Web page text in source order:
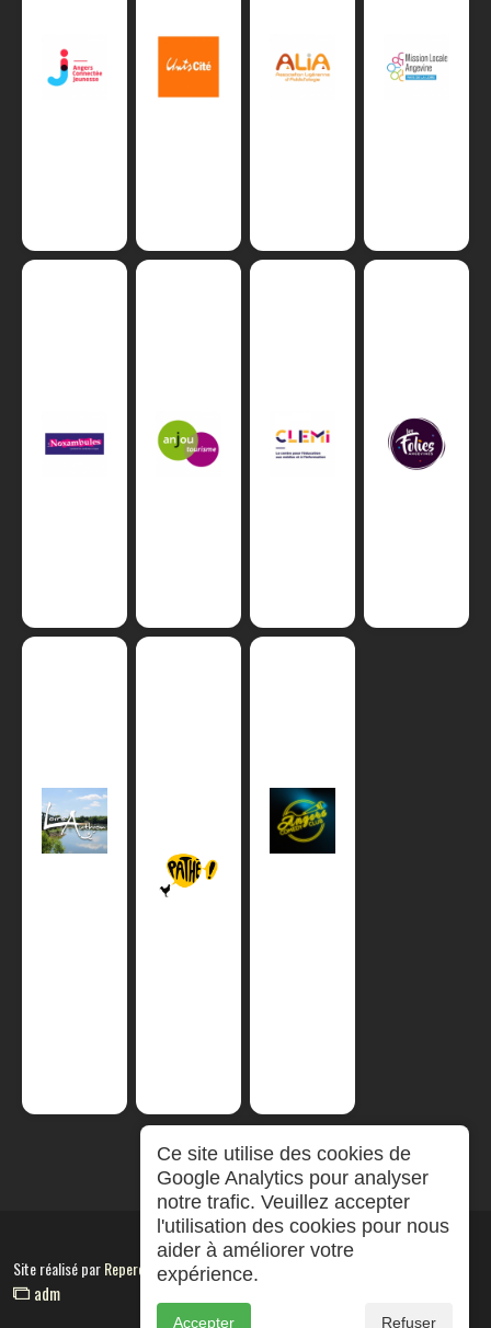
Site réalisé parRepereCom
adm
Ce site utilise des cookies de
Google Analytics pour analyser
notre trafic. Veuillez accepter
l'utilisation des cookies pour nous
aider à améliorer votre
expérience.
Accepter Refuser